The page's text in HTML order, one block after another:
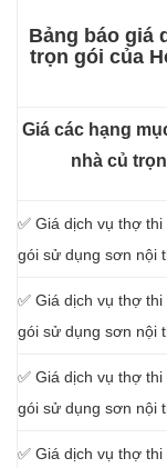
Bảng báo giá
trọn gói của
Giá các hạng
nhà củ
✅ Giá dịch vụ thợ
gói sử dụng sơn nội
✅ Giá dịch vụ thợ
gói sử dụng sơn nội
✅ Giá dịch vụ thợ
gói sử dụng sơn nội
✅ Giá dịch vụ thợ